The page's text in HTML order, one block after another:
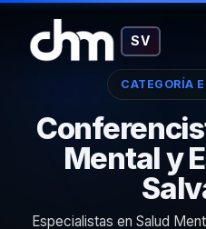
SV
CATEGORÍA
Mental y
Especialistas en Salud